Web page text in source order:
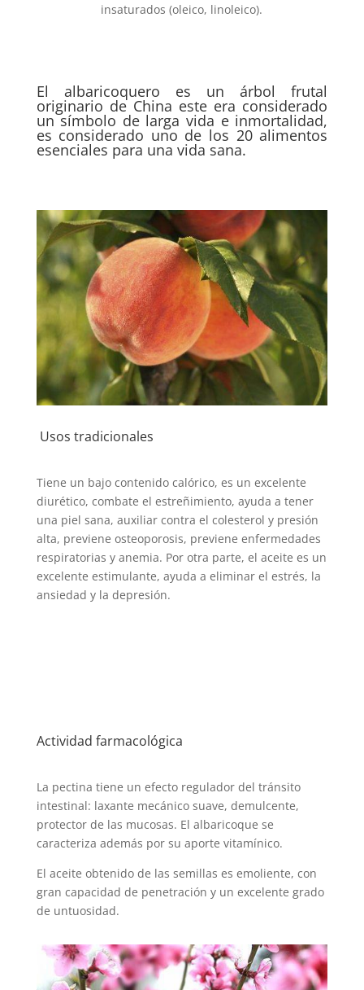
insaturados (oleico, linoleico).
El albaricoquero es un árbol frutal
originario de China este era considerado
un símbolo de larga vida e inmortalidad,
es considerado uno de los 20 alimentos
esenciales para una vida sana.
Usos tradicionales
Tiene un bajo contenido calórico, es un excelente
diurético, combate el estreñimiento, ayuda a tener
una piel sana, auxiliar contra el colesterol y presión
alta, previene osteoporosis, previene enfermedades
respiratorias y anemia. Por otra parte, el aceite es un
excelente estimulante, ayuda a eliminar el estrés, la
ansiedad y la depresión.
Actividad farmacológica
La pectina tiene un efecto regulador del tránsito
intestinal: laxante mecánico suave, demulcente,
protector de las mucosas. El albaricoque se
caracteriza además por su aporte vitamínico.
El aceite obtenido de las semillas es emoliente, con
gran capacidad de penetración y un excelente grado
de untuosidad.